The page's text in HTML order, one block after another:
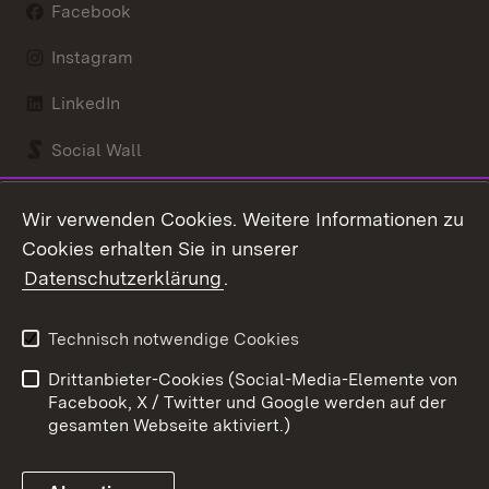
Facebook
Instagram
LinkedIn
Social Wall
Kontakt
Barrierefreiheit
Impressum
Cookies
Wir verwenden Cookies. Weitere Informationen zu
Cookies erhalten Sie in unserer
Datenschutzerklärung.
Technisch notwendige Cookies
Drittanbieter-Cookies (Social-Media-Elemente von
Facebook, X / Twitter und Google werden auf der
gesamten Webseite aktiviert.)